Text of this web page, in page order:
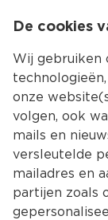
Terug
De cookies
Wij gebruiken
onze
volgen, ook
mails en
versleutelde
mailadres en
partijen zoals